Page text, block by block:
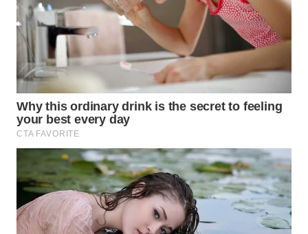
NEWS
WAHANA
TANI
WAHANA
ADVOKAT
INFRASTRUKTUR
WAHANA
KONSUMEN